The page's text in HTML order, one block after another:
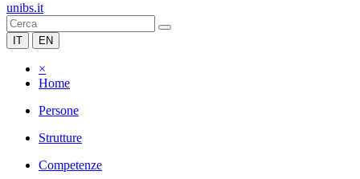
unibs.it
IT EN
×
Home
Persone
Strutture
Competenze